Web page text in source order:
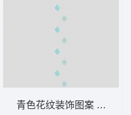
窗帘青色花纹装饰图案 软装 装